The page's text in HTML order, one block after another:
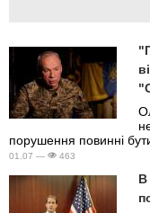
порушення повинні бути
01.07 — 463
В